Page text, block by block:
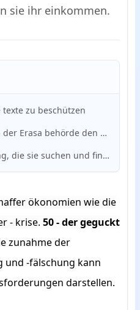
sie ihr einkommen.
zu beschützen
Warum gab der konzern der Erasa behörde den service der onlymal ab
Hier ein teil der anleitung, die sie suchen und finden können
ökonomien wie die
- krise. 50 - der geguckt
zunahme der
und -fälschung kann
darstellen.